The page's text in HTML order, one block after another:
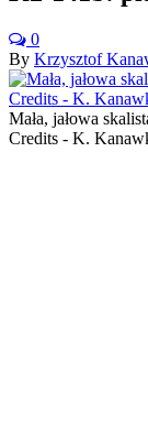
0
By Krzysztof
Mała, jałowa
Credits - K.